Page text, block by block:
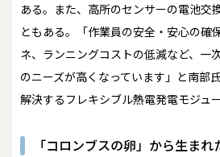
ある。また、高所のセンサーの電池交
ともある。「作業員の安全・安心の確
ネ、ランニングコストの低減など、一
のニーズが高くなっています」と南部
解決するフレキシブル熱電発電モジュ
「コロンブスの卵」から生ま